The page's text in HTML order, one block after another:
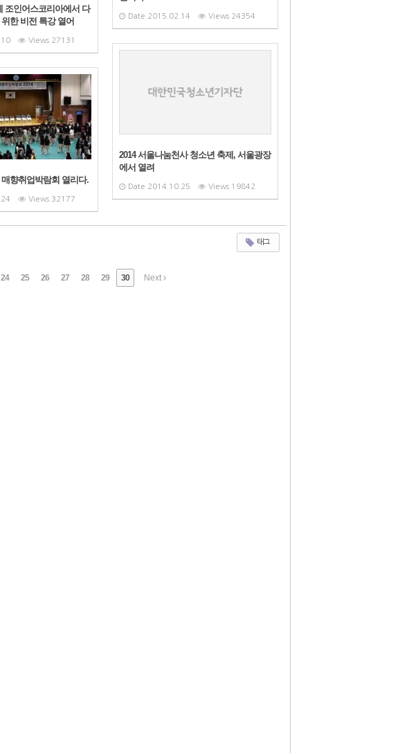
Date 2015.02.14 Views 24354
조인어스코리아에서 다
한 비전 특강 열어
Views 27131
2014 서울나눔천사 청소년 축제, 서울광장
에서 열려
Date 2014.10.25 Views 19842
향취업박람회 열리다.
Views 32177
태그
24 25 26 27 28 29 30 Next